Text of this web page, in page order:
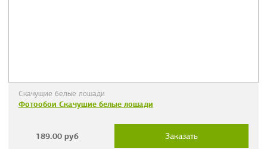
Скачущие белые лошади
Фотообои Скачущие белые лошади
189.00 руб Заказать